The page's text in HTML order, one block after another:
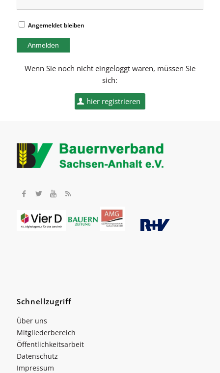
Angemeldet bleiben
Wenn Sie noch nicht eingeloggt waren, müssen Sie
sich:
hier registrieren
Schnellzugriff
Über uns
Mitgliederbereich
Öffentlichkeitsarbeit
Datenschutz
Impressum